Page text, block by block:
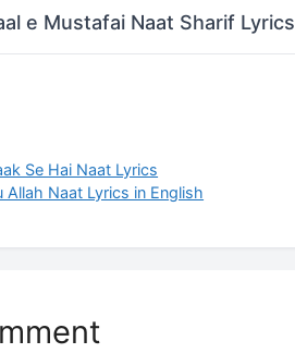
e Mustafai Naat Sharif Lyrics
Se Hai Naat Lyrics
Allah Naat Lyrics in English